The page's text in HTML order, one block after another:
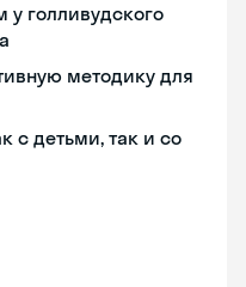
у голливудского
методику для
с детьми, так и со